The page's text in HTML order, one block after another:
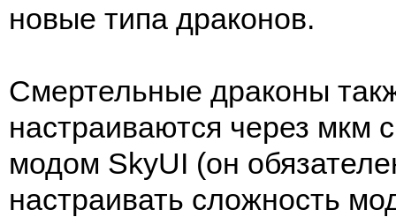
новые типа драконов.
Смертельные драконы
настраиваются через мкм
модом SkyUI (он
настраивать сложность